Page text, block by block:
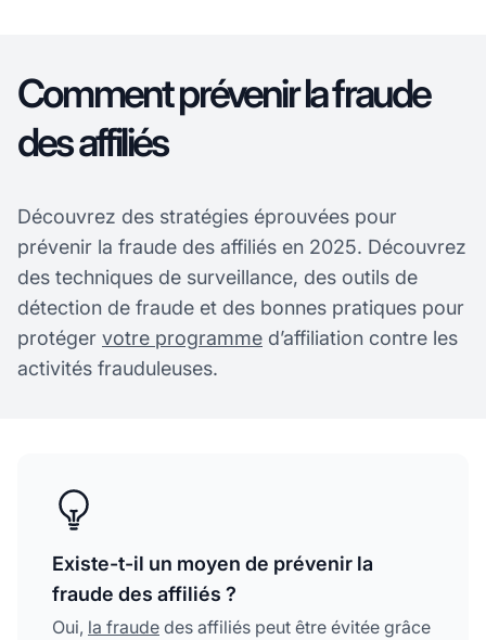
Comment prévenir la fraude
des affiliés
Découvrez des stratégies éprouvées pour
prévenir la fraude des affiliés en 2025. Découvrez
des techniques de surveillance, des outils de
détection de fraude et des bonnes pratiques pour
protéger votre programme d’affiliation contre les
activités frauduleuses.
Existe-t-il un moyen de prévenir la
fraude des affiliés ?
Oui, la fraude des affiliés peut être évitée grâce